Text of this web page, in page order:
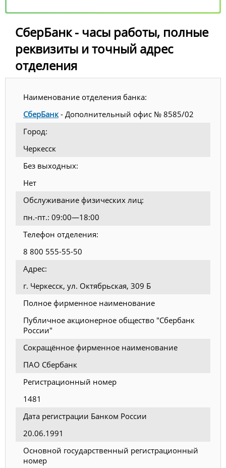
СберБанк - часы работы, полные
реквизиты и точный адрес
отделения
Наименование отделения банка:
СберБанк - Дополнительный офис № 8585/02
Город:
Черкесск
Без выходных:
Нет
Обслуживание физических лиц:
пн.-пт.: 09:00—18:00
Телефон отделения:
8 800 555-55-50
Адрес:
г. Черкесск, ул. Октябрьская, 309 Б
Полное фирменное наименование
Публичное акционерное общество "Сбербанк
России"
Сокращённое фирменное наименование
ПАО Сбербанк
Регистрационный номер
1481
Дата регистрации Банком России
20.06.1991
Основной государственный регистрационный
номер